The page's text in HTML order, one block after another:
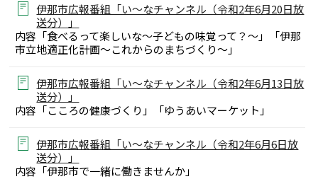
伊那市広報番組「い～なチャンネル（令和2年6月20日放
送分）」
内容「食べるって楽しいな～子どもの味覚って？～」「伊那
市立地適正化計画～これからのまちづくり～」
伊那市広報番組「い～なチャンネル（令和2年6月13日放
送分）」
内容「こころの健康づくり」「ゆうあいマーケット」
伊那市広報番組「い～なチャンネル（令和2年6月6日放
送分）」
内容「伊那市で一緒に働きませんか」